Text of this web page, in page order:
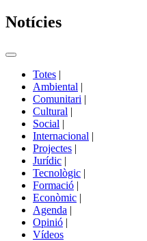
Notícies
Commutador
portals
Totes |
Ambiental |
Comunitari |
Cultural |
Social |
Internacional |
Projectes |
Jurídic |
Tecnològic |
Formació |
Econòmic |
Agenda |
Opinió |
Vídeos